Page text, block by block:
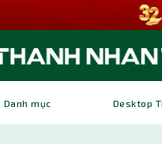
Danh mục Desktop